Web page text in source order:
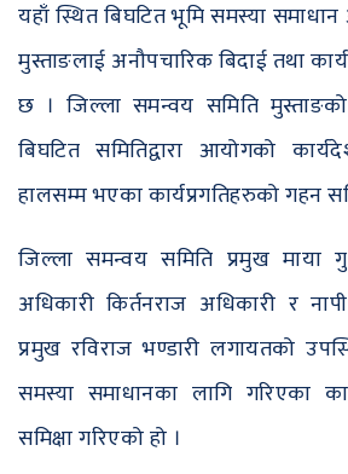
यहाँ स्थित बिघटित भूमि समस्या
मुस्ताङलाई अनौपचारिक बिदाई तथा
छ । जिल्ला समन्वय समिति
बिघटित समितिद्वारा आयोगको
हालसम्म भएका कार्यप्रगतिहरुको गहन
जिल्ला समन्वय समिति प्रमुख माया
अधिकारी किर्तनराज अधिकारी र
प्रमुख रविराज भण्डारी लगायतको
समस्या समाधानका लागि गरिएका
समिक्षा गरिएको हो ।